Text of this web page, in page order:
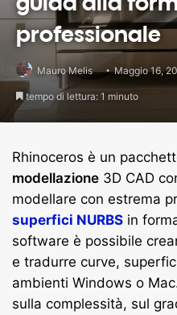
professionale
Mauro Melis Maggio 16,
tempo di lettura: 1 minuto
Rhinoceros è un
modellazione 3D CAD
modellare con estrema
superfici NURBS in
software è possibile
e tradurre curve,
ambienti Windows o
sulla complessità, sul